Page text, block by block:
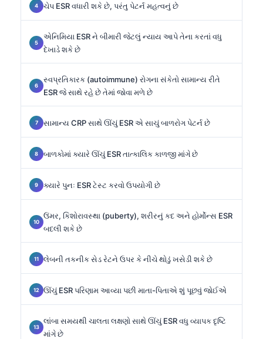
ચેપ ESR વધારી શકે છે, પરંતુ પેટર્ન મહત્વનું છે
એનિમિયા ESR ને બીમારી જેટલું ન્યાય આપે તેના કરતાં વધુ
દેખાડે શકે છે
સ્વપ્રતિકારક (autoimmune) રોગના સંકેતો સામાન્ય રીતે
ESR જે સાથે રહે છે તેમાં જોવા મળે છે
સામાન્ય CRP સાથે ઊંચું ESR એ સાચું બાળરોગ પેટર્ન છે
બાળકોમાં ક્યારે ઊંચું ESR તાત્કાલિક કાળજી માંગે છે
ક્યારે પુનઃ ESR ટેસ્ટ કરવો ઉપયોગી છે
ઉંમર, કિશોરાવસ્થા (puberty), શરીરનું કદ અને હોર્મોન્સ ESR
બદલી શકે છે
લેબની તકનીક સેડ રેટને ઉપર કે નીચે થોડું ખસેડી શકે છે
ઊંચું ESR પરિણામ આવ્યા પછી માતા-પિતાએ શું પૂછવું જોઈએ
લાંબા સમયથી ચાલતા લક્ષણો સાથે ઊંચું ESR વધુ વ્યાપક દૃષ્ટિ
માંગે છે